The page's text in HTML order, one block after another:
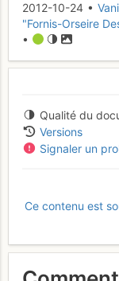
2012-10-24 •
"Fornis-Orseire
•
Qualité du
Versions
Signaler un
Ce contenu est